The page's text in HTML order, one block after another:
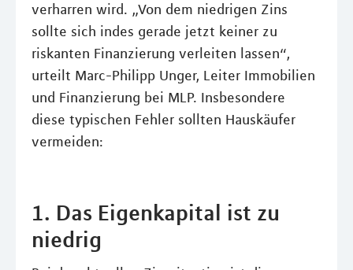
verharren wird. „Von dem niedrigen Zins
sollte sich indes gerade jetzt keiner zu
riskanten Finanzierung verleiten lassen“,
urteilt Marc-Philipp Unger, Leiter Immobilien
und Finanzierung bei MLP. Insbesondere
diese typischen Fehler sollten Hauskäufer
vermeiden:
1. Das Eigenkapital ist zu
niedrig